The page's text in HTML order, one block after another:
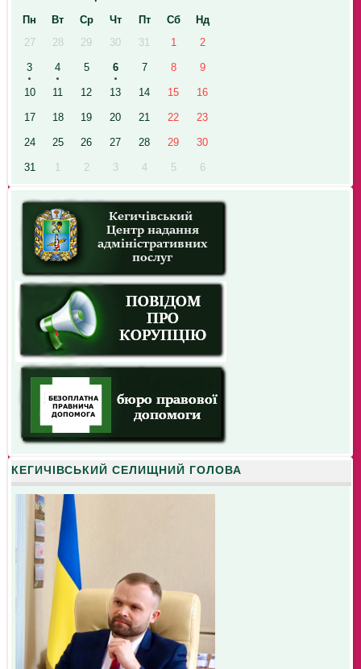
Пн
Вт Ср Чт Пт Сб
Нд
27
28 29 30 31 1 2
3 4 5 6 7 8 9
10 11 12 13 14 15 16
17 18 19 20 21 22 23
24 25 26 27 28 29 30
31 1 2 3 4 5 6
КЕГИЧІВСЬКИЙ СЕЛИЩНИЙ ГОЛОВА